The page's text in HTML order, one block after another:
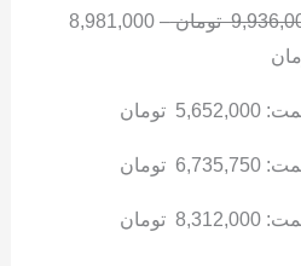
تومان –
8,981,000
5,652,000 تومان
6,735,750 تومان
8,312,000 تومان